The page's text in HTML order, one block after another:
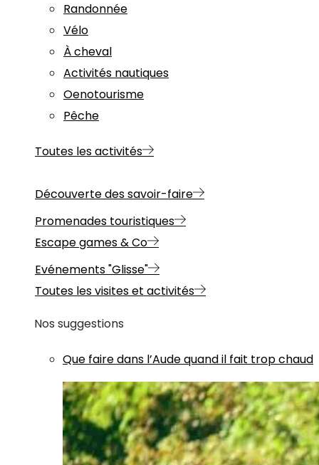
Randonnée
Vélo
À cheval
Activités nautiques
Oenotourisme
Pêche
Toutes les activités
Découverte des savoir-faire
Promenades touristiques
Escape games & Co
Evénements "Glisse"
Toutes les visites et activités
Nos suggestions
Que faire dans l’Aude quand il fait trop chaud